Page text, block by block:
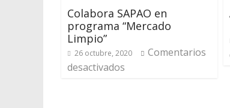
Colabora SAPAO en
programa “Mercado
Limpio”
26 octubre, 2020
Comentarios
desactivados